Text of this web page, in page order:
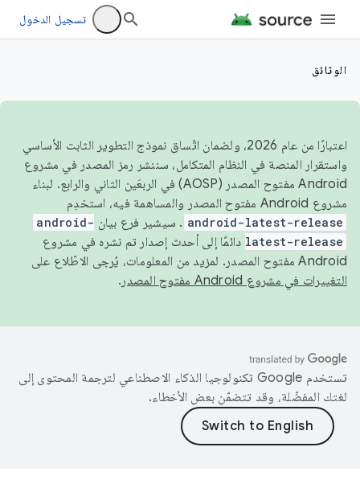
تسجيل الدخول
الوثائق
اعتبارًا من عام 2026، ولضمان اتّساق نموذج التطوير الثابت الأساسي
واستقرار المنصة في النظام المتكامل، سننشر رمز المصدر في مشروع
Android مفتوح المصدر (AOSP) في الربعَين الثاني والرابع. لبناء
مشروع Android مفتوح المصدر والمساهمة فيه، استخدِم
android-latest-release . سيشير فرع بيان android-
latest-release دائمًا إلى أحدث إصدار تم نشره في مشروع
Android مفتوح المصدر. لمزيد من المعلومات، يُرجى الاطّلاع على
التغييرات في مشروع Android مفتوح المصدر
.
تستخدم Google تكنولوجيا الذكاء الاصطناعي لترجمة المحتوى إلى
لغتك المفضّلة، وقد تتضمّن بعض الأخطاء.